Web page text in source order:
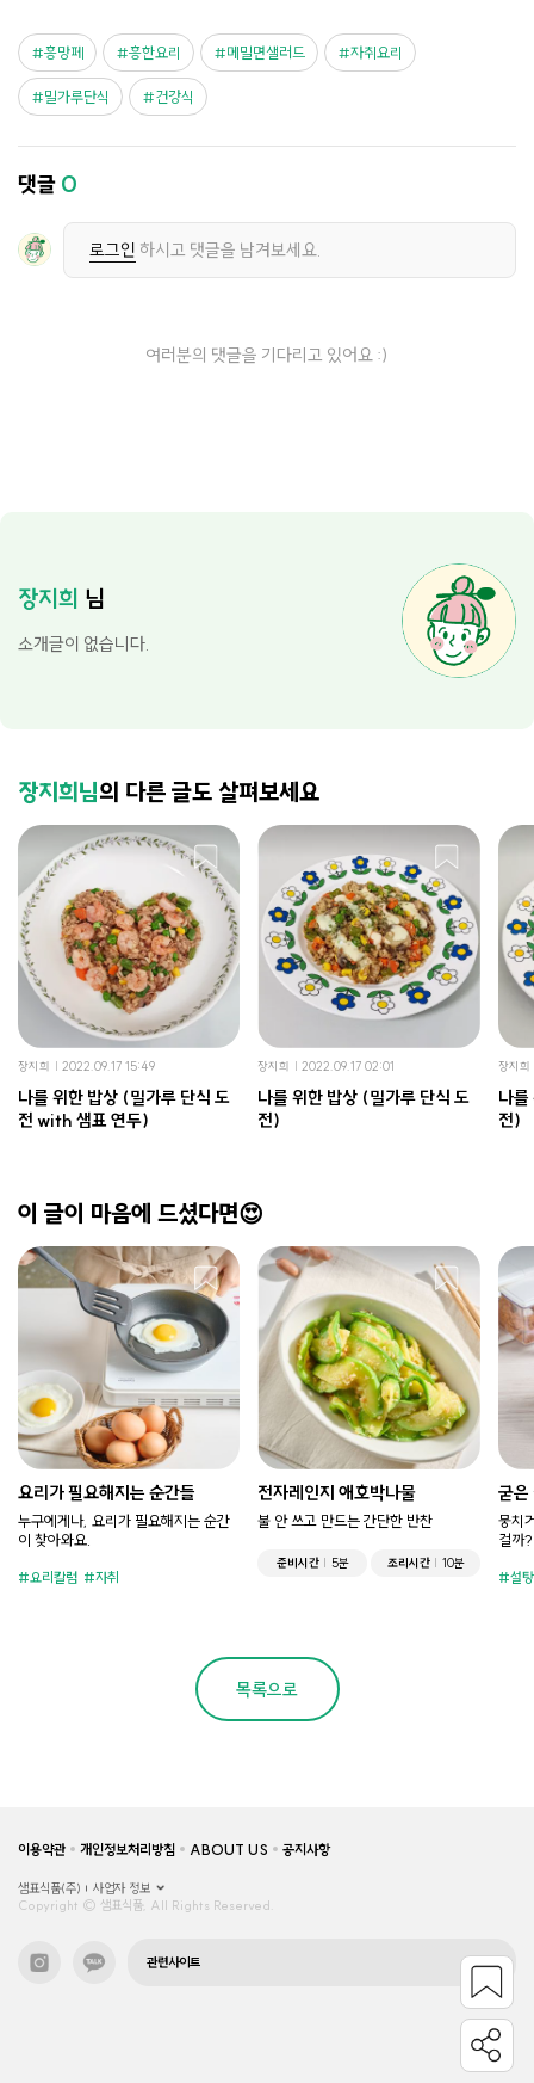
흥망페 흥한요리 메밀면샐러드 자취요리
밀가루단식 건강식
댓글 0
로그인 하시고 댓글을 남겨보세요.
여러분의 댓글을 기다리고 있어요 :)
장지희 님
소개글이 없습니다.
장지희님의 다른 글도 살펴보세요
장지희 2022.09.17 15:49
나를 위한 밥상 (밀가루 단식 도
전 with 샘표 연두)
장지희 2022.09.17 02:01
나를 위한 밥상 (밀가루 단식 도
전)
장지희
나
전)
이 글이 마음에 드셨다면😍
요리가 필요해지는 순간들
누구에게나, 요리가 필요해지는 순간
이 찾아와요.
요리칼럼 자취
전자레인지 애호박나물
불 안 쓰고 만드는 간단한 반찬
준비시간 5분 조리시간 10분
굳은
뭉치
걸까?
설탕
목록으로
이용약관 개인정보처리방침 ABOUT US 공지사항
샘표식품(주)
사업자 정보
Copyright © 샘표식품, All Rights Reserved.
관련사이트